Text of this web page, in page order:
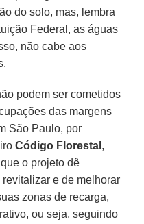
do solo, mas, lembra
Federal, as águas
não cabe aos
podem ser cometidos
das margens
São Paulo, por
Código Florestal ,
o projeto dê
e de melhorar
zonas de recarga,
ou seja, seguindo